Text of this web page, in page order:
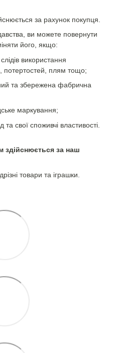
за рахунок покупця.
ви можете повернути
його, якщо:
використання
потертостей, плям тощо;
та збережена фабрична
маркування;
свої споживчі властивості.
здійснюється за наш
товари та іграшки.